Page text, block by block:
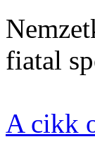
fiatal
A cikk